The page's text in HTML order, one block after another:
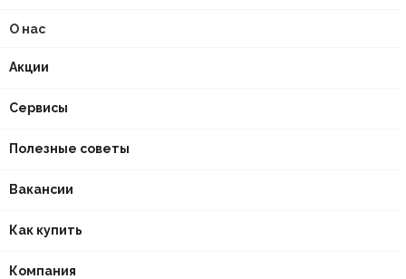
О нас
Акции
Сервисы
Полезные советы
Вакансии
Как купить
Компания